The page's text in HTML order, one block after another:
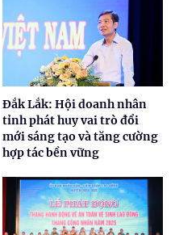
Đắk Lắk: Hội doanh nhân
tỉnh phát huy vai trò đổi
mới sáng tạo và tăng cường
hợp tác bền vững